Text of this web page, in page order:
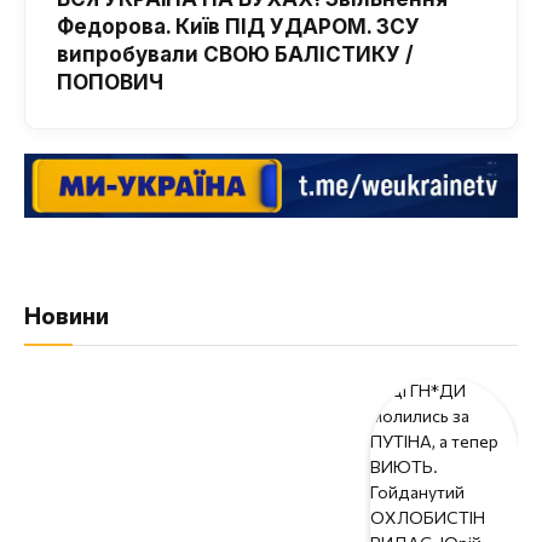
Федорова. Київ ПІД УДАРОМ. ЗСУ
випробували СВОЮ БАЛІСТИКУ /
ПОПОВИЧ
Новини